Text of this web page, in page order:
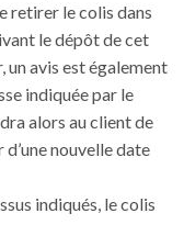
retirer le colis dans
le dépôt de cet
un avis est également
indiquée par le
alors au client de
nouvelle date
indiqués, le colis